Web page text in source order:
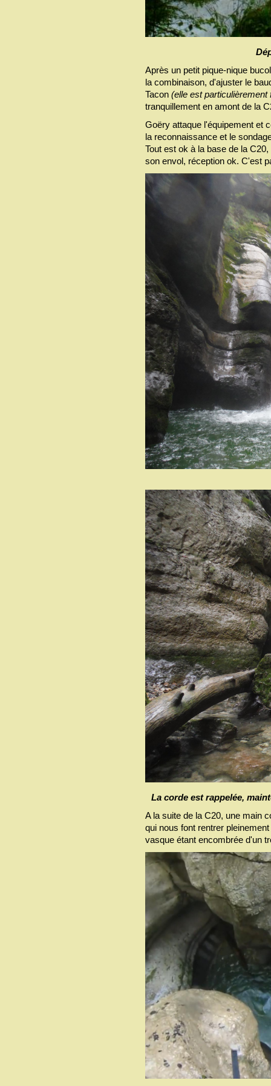
Après un petit pique-nique
la combinaison, d'ajuster le
Tacon (elle est
tranquillement en amont de la
Goëry attaque l'équipement et
la reconnaissance et le
Tout est ok à la base de la
son envol, réception ok. C'est
La corde est rappelée,
A la suite de la C20, une main
qui nous font rentrer
vasque étant encombrée d'un